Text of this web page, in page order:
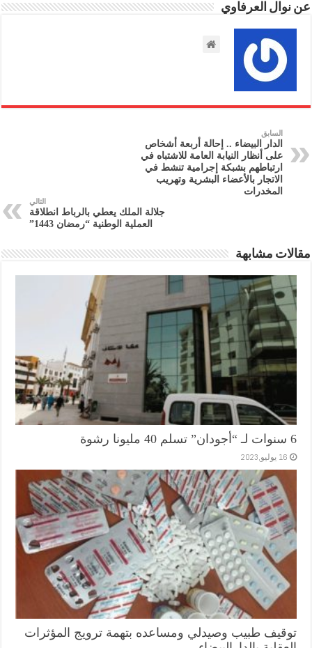
عن نوال العرفاوي
السابق
الدار البيضاء .. إحالة أربعة أشخاص
على أنظار النيابة العامة للاشتباه في
ارتباطهم بشبكة إجرامية تنشط في
الاتجار بالأعضاء البشرية وتهريب
المخدرات
التالي
جلالة الملك يعطي بالرباط انطلاقة
العملية الوطنية “رمضان 1443”
مقالات مشابهة
6 سنوات لـ “أجودان” تسلم 40 مليونا رشوة
16 يوليو,2023
توقيف طبيب وصيدلي ومساعده بتهمة ترويج المؤثرات